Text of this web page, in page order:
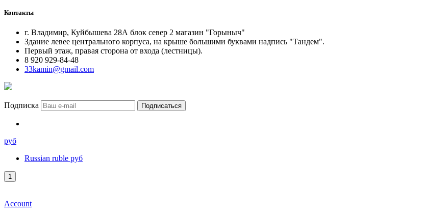
Контакты
г. Владимир, Куйбышева 28А блок север 2 магазин "Горыныч"
Здание левее центрального корпуса, на крыше большими буквами надпись "Тандем".
Первый этаж, правая сторона от входа (лестницы).
8 920 929-84-48
33kamin@gmail.com
Подписка Подписаться
руб
Russian ruble руб
Account